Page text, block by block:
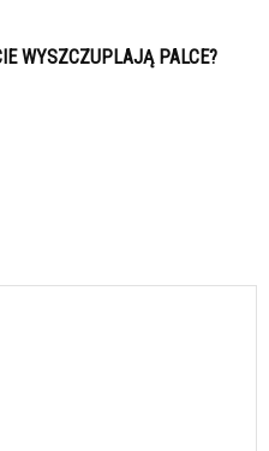
WYSZCZUPLAJĄ PALCE?